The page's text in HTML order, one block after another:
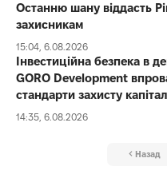
Останню шану віддасть
захисникам
15:04, 6.08.2026
Інвестиційна безпека в
GORO Development
стандарти захисту
14:35, 6.08.2026
Назад